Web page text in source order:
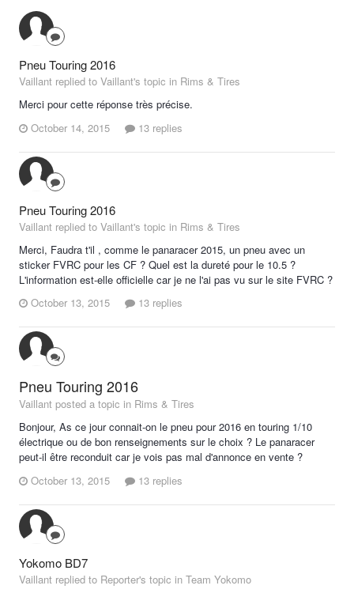
Pneu Touring 2016
Vaillant replied to Vaillant's topic in Rims & Tires
Merci pour cette réponse très précise.
October 14, 2015
13 replies
Pneu Touring 2016
Vaillant replied to Vaillant's topic in Rims & Tires
Merci, Faudra t'il , comme le panaracer 2015, un pneu avec un
sticker FVRC pour les CF ? Quel est la dureté pour le 10.5 ?
L'information est-elle officielle car je ne l'ai pas vu sur le site FVRC ?
October 13, 2015
13 replies
Pneu Touring 2016
Vaillant posted a topic in Rims & Tires
Bonjour, As ce jour connait-on le pneu pour 2016 en touring 1/10
électrique ou de bon renseignements sur le choix ? Le panaracer
peut-il être reconduit car je vois pas mal d'annonce en vente ?
October 13, 2015
13 replies
Yokomo BD7
Vaillant replied to Reporter's topic in Team Yokomo